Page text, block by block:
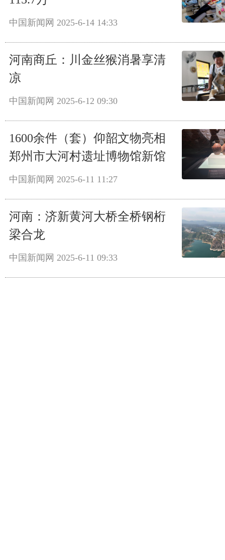
中国新闻网 2025-6-14 14:33
河南商丘：川金丝猴消暑享清
凉
中国新闻网 2025-6-12 09:30
1600余件（套）仰韶文物亮相
郑州市大河村遗址博物馆新馆
中国新闻网 2025-6-11 11:27
河南：济新黄河大桥全桥钢桁
梁合龙
中国新闻网 2025-6-11 09:33